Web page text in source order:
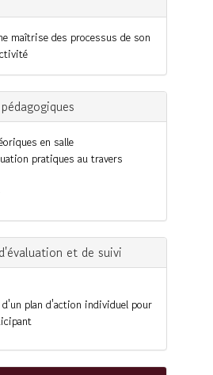
maîtrise des processus de son
en salle
pratiques au travers
et de suivi
d'un plan d'action individuel pour